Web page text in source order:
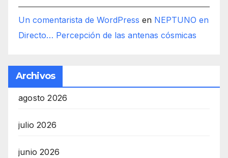
Un comentarista de WordPress en NEPTUNO en
Directo… Percepción de las antenas cósmicas
Archivos
agosto 2026
julio 2026
junio 2026